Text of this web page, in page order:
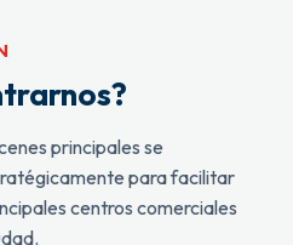
principales se
para facilitar
centros comerciales